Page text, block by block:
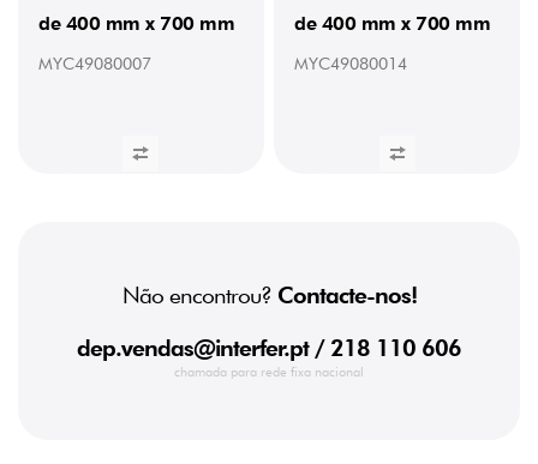
de 400 mm x 700 mm
MYC49080007
de 400 mm x 700 mm
MYC49080014
Não encontrou? Contacte-nos!
dep.vendas@interfer.pt/ 218 110 606
chamada para rede fixa nacional